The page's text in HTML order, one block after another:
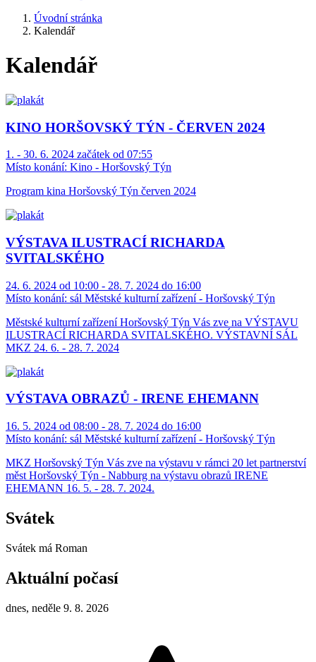
Úvodní stránka
Kalendář
Kalendář
KINO HORŠOVSKÝ TÝN - ČERVEN 2024
1. - 30. 6. 2024 začátek od 07:55
Místo konání: Kino - Horšovský Týn
Program kina Horšovský Týn červen 2024
VÝSTAVA ILUSTRACÍ RICHARDA
SVITALSKÉHO
24. 6. 2024 od 10:00 - 28. 7. 2024 do 16:00
Místo konání: sál Městské kulturní zařízení - Horšovský Týn
Městské kulturní zařízení Horšovský Týn Vás zve na VÝSTAVU
ILUSTRACÍ RICHARDA SVITALSKÉHO. VÝSTAVNÍ SÁL
MKZ 24. 6. - 28. 7. 2024
VÝSTAVA OBRAZŮ - IRENE EHEMANN
16. 5. 2024 od 08:00 - 28. 7. 2024 do 16:00
Místo konání: sál Městské kulturní zařízení - Horšovský Týn
MKZ Horšovský Týn Vás zve na výstavu v rámci 20 let partnerství
měst Horšovský Týn - Nabburg na výstavu obrazů IRENE
EHEMANN 16. 5. - 28. 7. 2024.
Svátek
Svátek má Roman
Aktuální počasí
dnes, neděle 9. 8. 2026